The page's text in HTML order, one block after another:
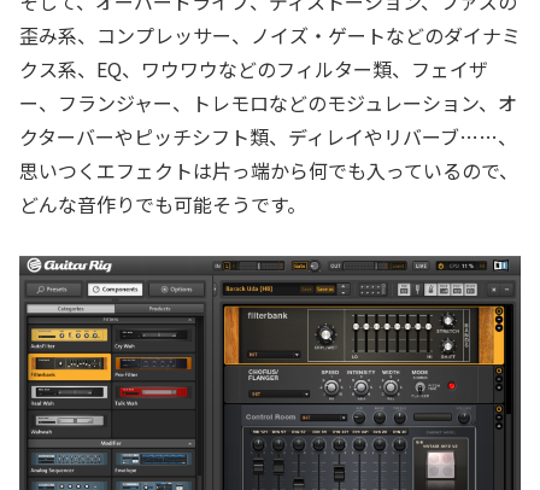
歪み系、コンプレッサー、ノイズ・ゲートなどのダイナミ
クス系、EQ、ワウワウなどのフィルター類、フェイザ
ー、フランジャー、トレモロなどのモジュレーション、オ
クターバーやピッチシフト類、ディレイやリバーブ……、
思いつくエフェクトは片っ端から何でも入っているので、
どんな音作りでも可能そうです。